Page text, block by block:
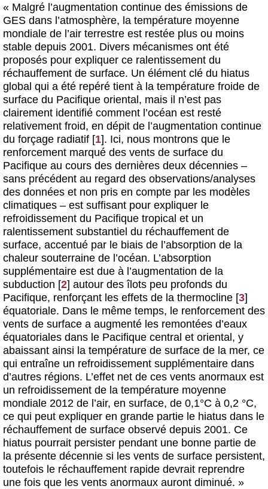
« Malgré l’augmentation continue des émissions de
GES dans l’atmosphère, la température moyenne
mondiale de l’air terrestre est restée plus ou moins
stable depuis 2001. Divers mécanismes ont été
proposés pour expliquer ce ralentissement du
réchauffement de surface. Un élément clé du hiatus
global qui a été repéré tient à la température froide de
surface du Pacifique oriental, mais il n’est pas
clairement identifié comment l’océan est resté
relativement froid, en dépit de l’augmentation continue
du forçage radiatif [1]. Ici, nous montrons que le
renforcement marqué des vents de surface du
Pacifique au cours des dernières deux décennies –
sans précédent au regard des observations/analyses
des données et non pris en compte par les modèles
climatiques – est suffisant pour expliquer le
refroidissement du Pacifique tropical et un
ralentissement substantiel du réchauffement de
surface, accentué par le biais de l’absorption de la
chaleur souterraine de l’océan. L’absorption
supplémentaire est due à l’augmentation de la
subduction [2] autour des îlots peu profonds du
Pacifique, renforçant les effets de la thermocline [3]
équatoriale. Dans le même temps, le renforcement des
vents de surface a augmenté les remontées d’eaux
équatoriales dans le Pacifique central et oriental, y
abaissant ainsi la température de surface de la mer, ce
qui entraîne un refroidissement supplémentaire dans
d’autres régions. L’effet net de ces vents anormaux est
un refroidissement de la température moyenne
mondiale 2012 de l’air, en surface, de 0,1°C à 0,2 °C,
ce qui peut expliquer en grande partie le hiatus dans le
réchauffement de surface observé depuis 2001. Ce
hiatus pourrait persister pendant une bonne partie de
la présente décennie si les vents de surface persistent,
toutefois le réchauffement rapide devrait reprendre
une fois que les vents anormaux auront diminué. »